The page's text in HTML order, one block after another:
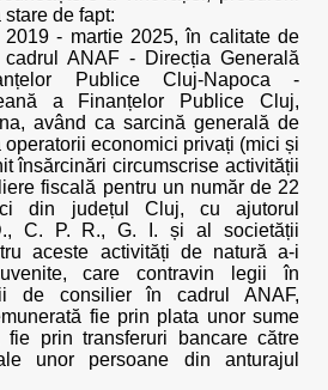
de fapt:
2019 - martie 2025, în calitate de
ANAF - Direcția Generală
Publice Cluj-Napoca -
a Finanțelor Publice Cluj,
având ca sarcină generală de
economici privați (mici și
însărcinări circumscrise activității
fiscală pentru un număr de 22
din județul Cluj, cu ajutorul
C. P. R., G. I. și al societății
aceste activități de natură a-i
care contravin legii în
de consilier în cadrul ANAF,
fie prin plata unor sume
prin transferuri bancare către
unor persoane din anturajul